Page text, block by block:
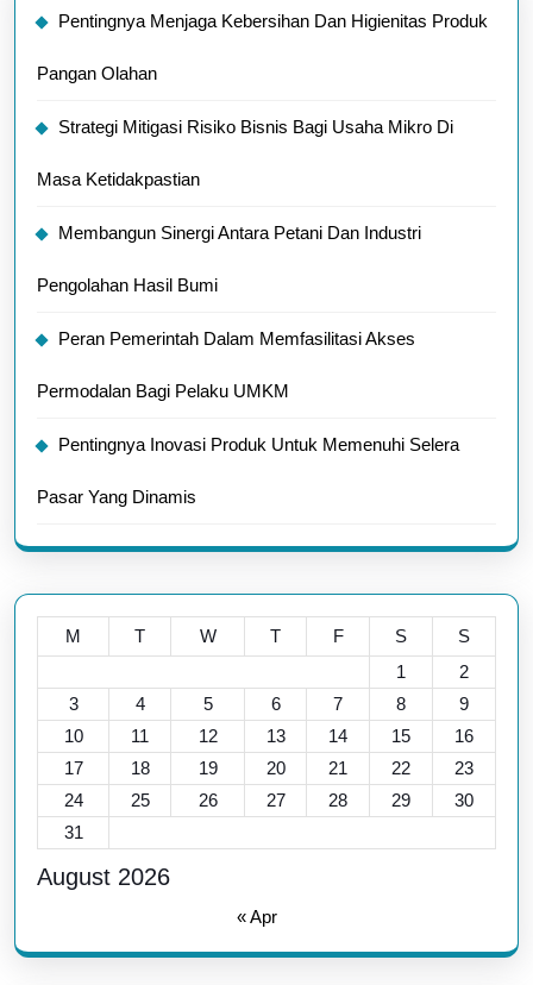
Pentingnya Menjaga Kebersihan Dan Higienitas Produk
Pangan Olahan
Strategi Mitigasi Risiko Bisnis Bagi Usaha Mikro Di
Masa Ketidakpastian
Membangun Sinergi Antara Petani Dan Industri
Pengolahan Hasil Bumi
Peran Pemerintah Dalam Memfasilitasi Akses
Permodalan Bagi Pelaku UMKM
Pentingnya Inovasi Produk Untuk Memenuhi Selera
Pasar Yang Dinamis
August 2026
M T W T F S
S
1
2
3
4 5 6 7 8
9
10
11 12 13 14 15
16
17
18 19 20 21 22
23
24
25 26 27 28 29
30
31
« Apr